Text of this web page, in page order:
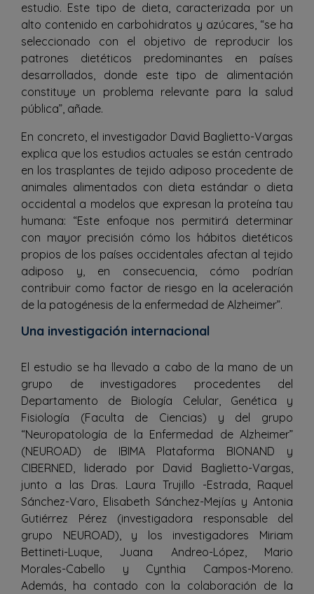
estudio. Este tipo de dieta, caracterizada por un
alto contenido en carbohidratos y azúcares, “se ha
seleccionado con el objetivo de reproducir los
patrones dietéticos predominantes en países
desarrollados, donde este tipo de alimentación
constituye un problema relevante para la salud
pública”, añade.
En concreto, el investigador David Baglietto-Vargas
explica que los estudios actuales se están centrado
en los trasplantes de tejido adiposo procedente de
animales alimentados con dieta estándar o dieta
occidental a modelos que expresan la proteína tau
humana: “Este enfoque nos permitirá determinar
con mayor precisión cómo los hábitos dietéticos
propios de los países occidentales afectan al tejido
adiposo y, en consecuencia, cómo podrían
contribuir como factor de riesgo en la aceleración
de la patogénesis de la enfermedad de Alzheimer”.
Una investigación internacional
El estudio se ha llevado a cabo de la mano de un
grupo de investigadores procedentes del
Departamento de Biología Celular, Genética y
Fisiología (Faculta de Ciencias) y del grupo
“Neuropatología de la Enfermedad de Alzheimer”
(NEUROAD) de IBIMA Plataforma BIONAND y
CIBERNED, liderado por David Baglietto-Vargas,
junto a las Dras. Laura Trujillo -Estrada, Raquel
Sánchez-Varo, Elisabeth Sánchez-Mejías y Antonia
Gutiérrez Pérez (investigadora responsable del
grupo NEUROAD), y los investigadores Miriam
Bettineti-Luque, Juana Andreo-López, Mario
Morales-Cabello y Cynthia Campos-Moreno.
Además, ha contado con la colaboración de la